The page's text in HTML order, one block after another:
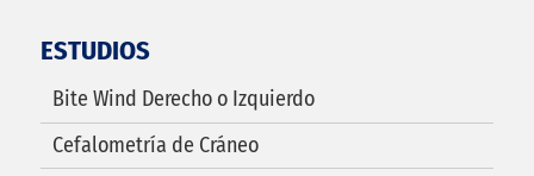
ESTUDIOS
Bite Wind Derecho o Izquierdo
Cefalometría de Cráneo